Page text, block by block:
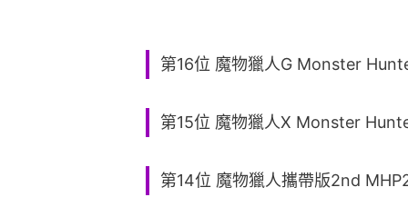
第16位 魔物獵人G Monster
第15位 魔物獵人X Monster
第14位 魔物獵人攜帶版2nd